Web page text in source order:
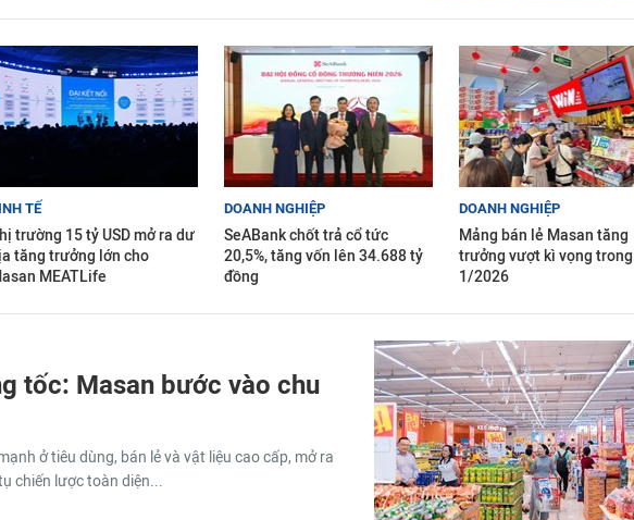
TẾ
trường 15 tỷ USD mở ra dư
tăng trưởng lớn cho
MEATLife
DOANH NGHIỆP
SeABank chốt trả cổ tức
20,5%, tăng vốn lên 34.688 tỷ
đồng
DOANH NGHIỆP
Mảng bán lẻ Masan tăng
trưởng vượt kì vọng
1/2026
tốc: Masan bước vào chu
ở tiêu dùng, bán lẻ và vật liệu cao cấp, mở ra
chiến lược toàn diện...